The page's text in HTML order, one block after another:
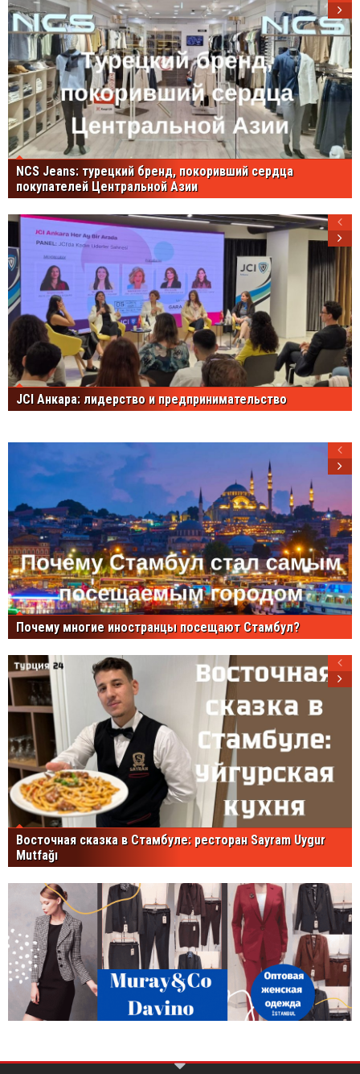
NCS Jeans: турецкий бренд, покоривший сердца
покупателей Центральной Азии
JCI Анкара: лидерство и предпринимательство
Почему многие иностранцы посещают Стамбул?
Восточная сказка в Стамбуле: ресторан Sayram Uygur
Mutfağı